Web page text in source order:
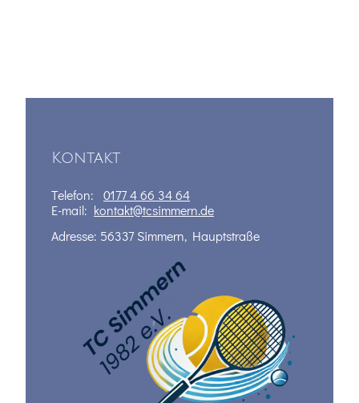
Kontakt
Telefon: 0177 4 66 34 64
E-mail: kontakt@tcsimmern.de
Adresse: 56337 Simmern, Hauptstraße